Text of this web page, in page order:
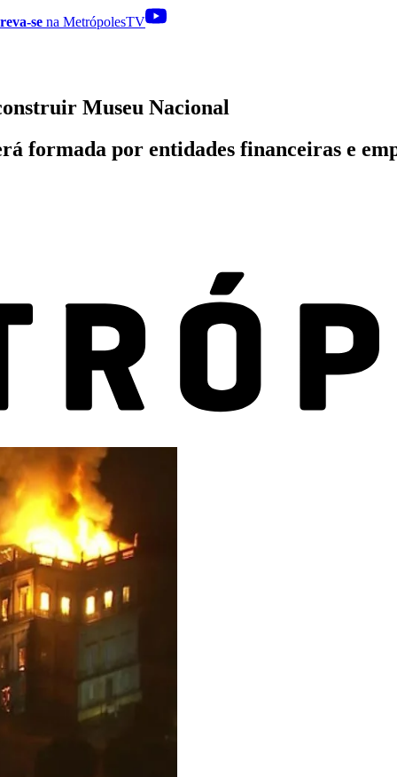
se na MetrópolesTV
Museu Nacional
formada por entidades financeiras e